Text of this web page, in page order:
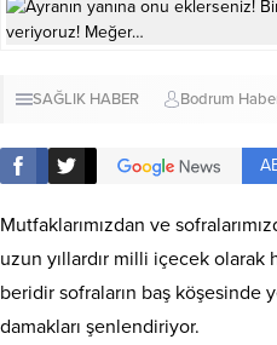
SAĞLIK HABER Bodrum
Mutfaklarımızdan ve
uzun yıllardır milli içecek olarak
beridir sofraların baş köşesinde
damakları şenlendiriyor.